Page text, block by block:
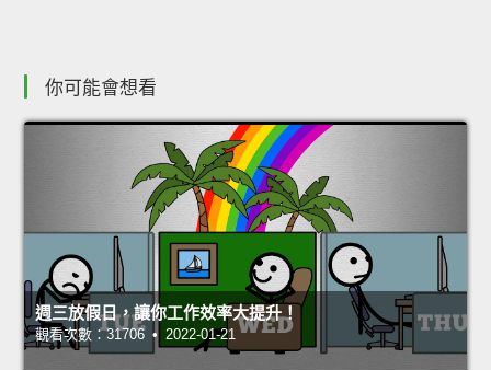
你可能會想看
週三放假日，讓你工作效率大提升！
觀看次數：31706 • 2022-01-21